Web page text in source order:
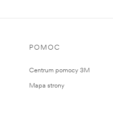
POMOC
Centrum pomocy 3M
Mapa strony